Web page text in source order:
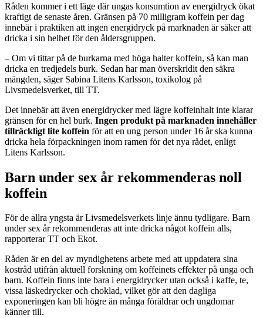
Råden kommer i ett läge där ungas konsumtion av energidryck ökat
kraftigt de senaste åren. Gränsen på 70 milligram koffein per dag
innebär i praktiken att ingen energidryck på marknaden är säker att
dricka i sin helhet för den åldersgruppen.
– Om vi tittar på de burkarna med höga halter koffein, så kan man
dricka en tredjedels burk. Sedan har man överskridit den säkra
mängden, säger Sabina Litens Karlsson, toxikolog på
Livsmedelsverket, till TT.
Det innebär att även energidrycker med lägre koffeinhalt inte klarar
gränsen för en hel burk. Ingen produkt på marknaden innehåller
tillräckligt lite koffein för att en ung person under 16 år ska kunna
dricka hela förpackningen inom ramen för det nya rådet, enligt
Litens Karlsson.
Barn under sex år rekommenderas noll
koffein
För de allra yngsta är Livsmedelsverkets linje ännu tydligare. Barn
under sex år rekommenderas att inte dricka något koffein alls,
rapporterar TT och Ekot.
Råden är en del av myndighetens arbete med att uppdatera sina
kostråd utifrån aktuell forskning om koffeinets effekter på unga och
barn. Koffein finns inte bara i energidrycker utan också i kaffe, te,
vissa läskedrycker och choklad, vilket gör att den dagliga
exponeringen kan bli högre än många föräldrar och ungdomar
känner till.